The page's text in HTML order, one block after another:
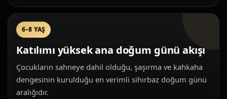
6-8 YAŞ
Katılımı yüksek ana doğum günü akışı
Çocukların sahneye dahil olduğu, şaşırma ve kahkaha
dengesinin kurulduğu en verimli sihirbaz doğum günü
aralığıdır.